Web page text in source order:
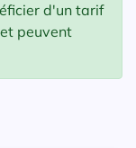
d'un tarif
peuvent